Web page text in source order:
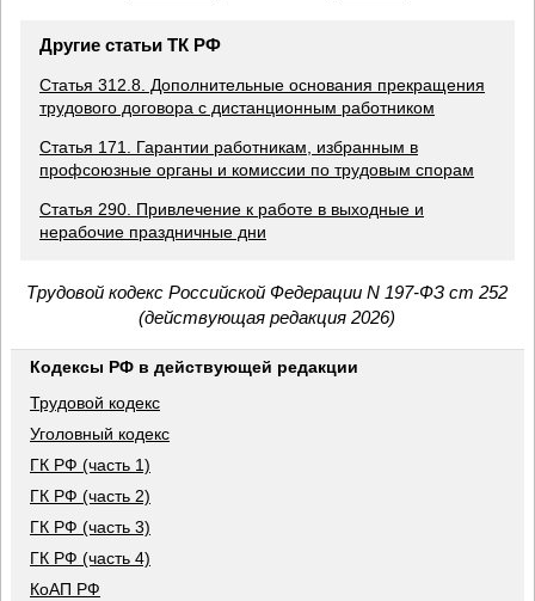
Другие статьи ТК РФ
Статья 312.8. Дополнительные основания прекращения
трудового договора с дистанционным работником
Статья 171. Гарантии работникам, избранным в
профсоюзные органы и комиссии по трудовым спорам
Статья 290. Привлечение к работе в выходные и
нерабочие праздничные дни
Трудовой кодекс Российской Федерации N 197-ФЗ ст 252
(действующая редакция 2026)
Кодексы РФ в действующей редакции
Трудовой кодекс
Уголовный кодекс
ГК РФ (часть 1)
ГК РФ (часть 2)
ГК РФ (часть 3)
ГК РФ (часть 4)
КоАП РФ